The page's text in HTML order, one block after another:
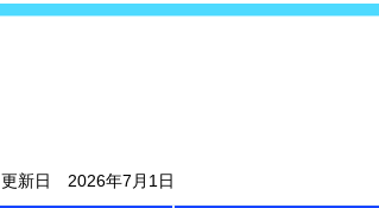
更新日 2026年7月1日